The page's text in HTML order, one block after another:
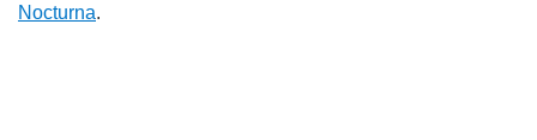
Nocturna.